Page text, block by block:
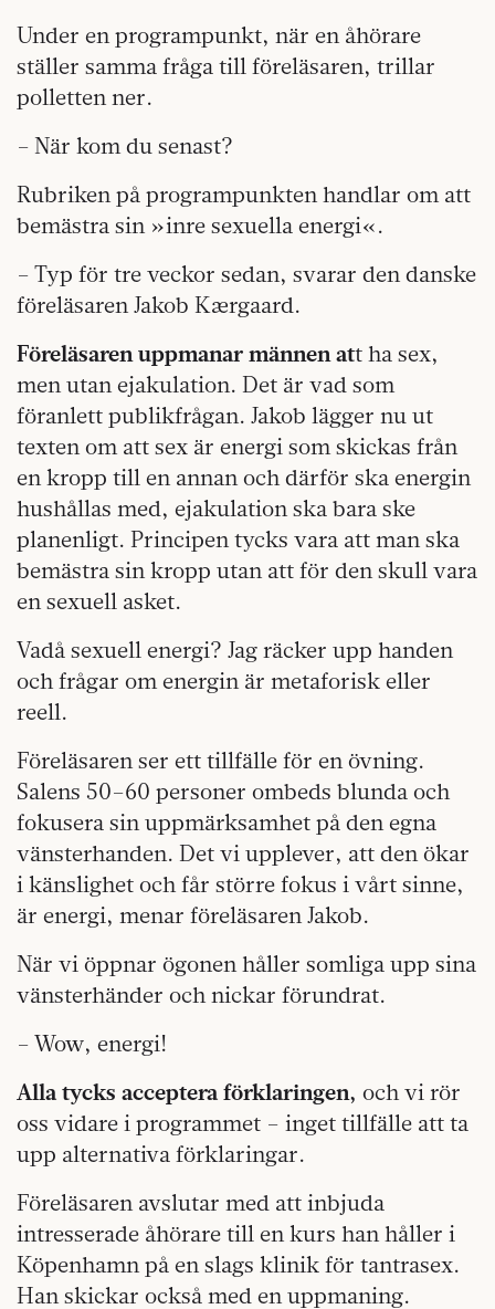
Under en programpunkt, när en åhörare
ställer samma fråga till föreläsaren, trillar
polletten ner.
– När kom du senast?
Rubriken på programpunkten handlar om att
bemästra sin »inre sexuella energi«.
– Typ för tre veckor sedan, svarar den danske
föreläsaren Jakob Kærgaard.
Föreläsaren uppmanar männen att ha sex,
men utan ejakulation. Det är vad som
föranlett publikfrågan. Jakob lägger nu ut
texten om att sex är energi som skickas från
en kropp till en annan och därför ska energin
hushållas med, ejakulation ska bara ske
planenligt. Principen tycks vara att man ska
bemästra sin kropp utan att för den skull vara
en sexuell asket.
Vadå sexuell energi? Jag räcker upp handen
och frågar om energin är metaforisk eller
reell.
Föreläsaren ser ett tillfälle för en övning.
Salens 50–60 personer ombeds blunda och
fokusera sin uppmärksamhet på den egna
vänsterhanden. Det vi upplever, att den ökar
i känslighet och får större fokus i vårt sinne,
är energi, menar föreläsaren Jakob.
När vi öppnar ögonen håller somliga upp sina
vänsterhänder och nickar förundrat.
– Wow, energi!
Alla tycks acceptera förklaringen, och vi rör
oss vidare i programmet – inget tillfälle att ta
upp alternativa förklaringar.
Föreläsaren avslutar med att inbjuda
intresserade åhörare till en kurs han håller i
Köpenhamn på en slags klinik för tantrasex.
Han skickar också med en uppmaning.